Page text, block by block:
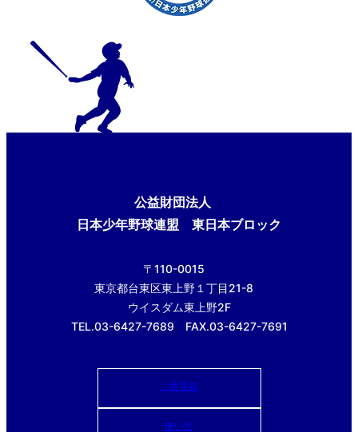
公益財団法人
日本少年野球連盟 東日本ブロック
〒110-0015
東京都台東区東上野１丁目21-8
ウイスダム東上野2F
TEL.03-6427-7689 FAX.03-6427-7691
ご意見箱
使い方